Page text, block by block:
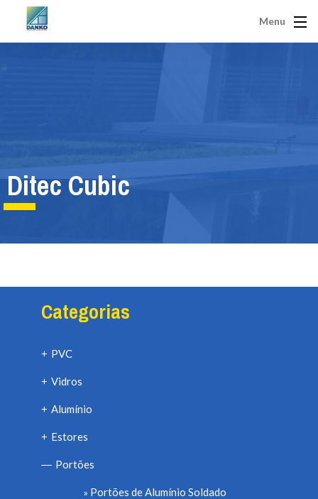
Menu
Ditec Cubic
Categorias
+ PVC
+ Vidros
+ Alumínio
+ Estores
— Portões
Portões de Alumínio Soldado